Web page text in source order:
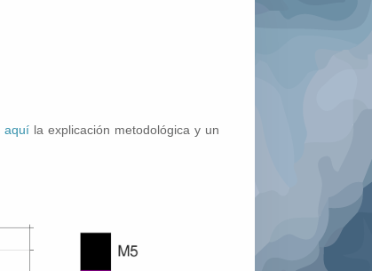
aquíla explicación metodológica y un